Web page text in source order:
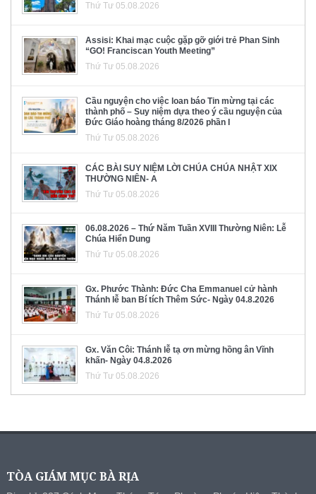
Thứ Tư 05.08.2026
Assisi: Khai mạc cuộc gặp gỡ giới trẻ Phan Sinh
“GO! Franciscan Youth Meeting”
Thứ Tư 05.08.2026
Cầu nguyện cho việc loan báo Tin mừng tại các
thành phố – Suy niệm dựa theo ý cầu nguyện của
Đức Giáo hoàng tháng 8/2026 phần I
Thứ Tư 05.08.2026
CÁC BÀI SUY NIỆM LỜI CHÚA CHÚA NHẬT XIX
THƯỜNG NIÊN- A
Thứ Tư 05.08.2026
06.08.2026 – Thứ Năm Tuần XVIII Thường Niên: Lễ
Chúa Hiển Dung
Thứ Tư 05.08.2026
Gx. Phước Thành: Đức Cha Emmanuel cử hành
Thánh lễ ban Bí tích Thêm Sức- Ngày 04.8.2026
Thứ Tư 05.08.2026
Gx. Văn Côi: Thánh lễ tạ ơn mừng hồng ân Vĩnh
khấn- Ngày 04.8.2026
Thứ Tư 05.08.2026
TÒA GIÁM MỤC BÀ RỊA